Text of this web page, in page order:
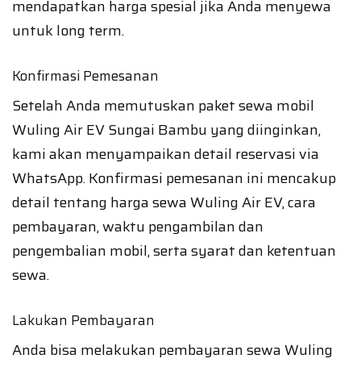
mendapatkan harga spesial jika Anda menyewa
untuk long term.
Konfirmasi Pemesanan
Setelah Anda memutuskan paket sewa mobil
Wuling Air EV Sungai Bambu yang diinginkan,
kami akan menyampaikan detail reservasi via
WhatsApp. Konfirmasi pemesanan ini mencakup
detail tentang harga sewa Wuling Air EV, cara
pembayaran, waktu pengambilan dan
pengembalian mobil, serta syarat dan ketentuan
sewa.
Lakukan Pembayaran
Anda bisa melakukan pembayaran sewa Wuling